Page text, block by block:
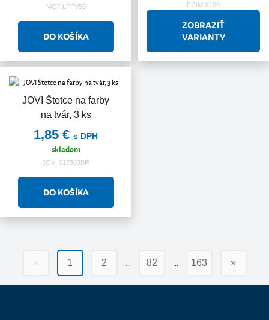
MQT.LPFV50 F.OMIX100
ZOBRAZIŤ
VARIANTY
JOVI Štetce na farby
na tvár, 3 ks
1,85 € s DPH
skladom
JOVI.017903BR
« 1 2 … 82 … 163 »